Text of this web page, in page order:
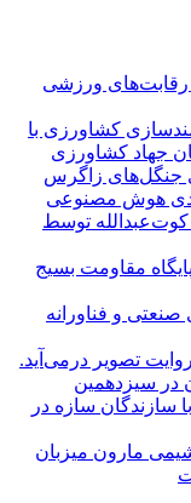
رقابت‌های ورزشی
کشاورزی با
جهاد کشاورزی
هوش مصنوعی
توسط
مقاومت بسیج
و فناورانه
تصویر درمی‌آید.
در سیزدهمین
سازندگان سازه در
مارون میزبان